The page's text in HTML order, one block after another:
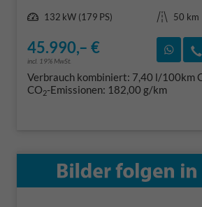
Leistung
132 kW (179 PS) Kilometerstand 50 km
45.990,– €
incl. 19% MwSt.
Verbrauch kombiniert: 7,40 l/100km
CO2-Emissionen: 182,00 g/km